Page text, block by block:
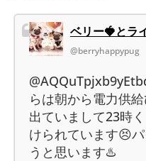
ベリー🍓とラ
@berryhappypug
らは朝から電力供
出ていまして23時
けられています😣
うと思います♨️